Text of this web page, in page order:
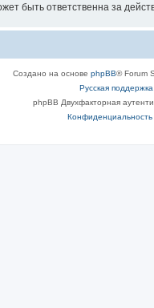
быть ответственна за
Создано на основе phpBB® Forum
Русская
phpBB Двухфакторная
Конфиденциальность